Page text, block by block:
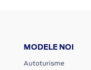
MODELE NOI
Autoturisme